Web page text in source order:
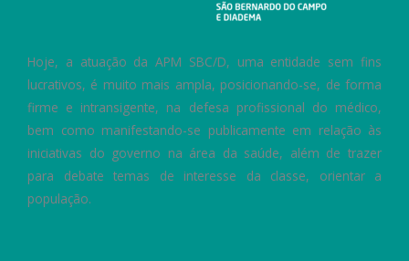
Hoje, a atuação da APM SBC/D, uma entidade sem fins
lucrativos, é muito mais ampla, posicionando-se, de forma
firme e intransigente, na defesa profissional do médico,
bem como manifestando-se publicamente em relação às
iniciativas do governo na área da saúde, além de trazer
para debate temas de interesse da classe, orientar a
população.